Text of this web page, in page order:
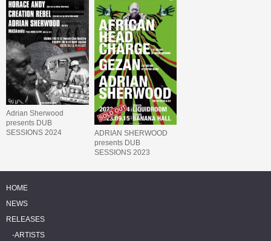
Adrian Sherwood
presents DUB
SESSIONS 2024
ADRIAN SHERWOOD
presents DUB
SESSIONS 2023
HEAD CHARGE &
HOME
NEWS
RELEASES
ARTISTS